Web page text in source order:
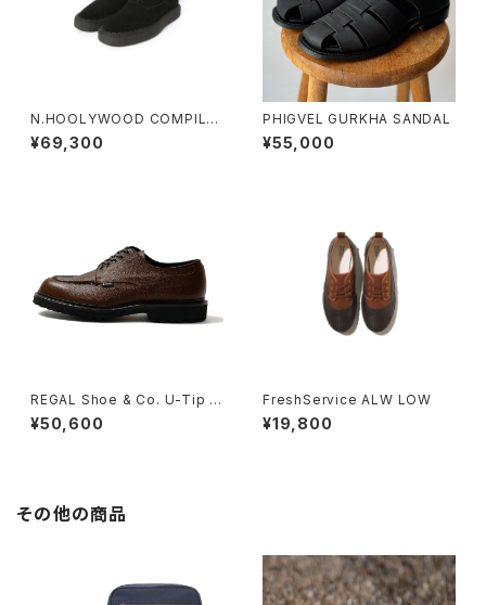
N.HOOLYWOOD COMPILE
× General Scale.
¥69,300
PHIGVEL GURKHA SANDAL
¥55,000
REGAL Shoe & Co. U-Tip G
TX_Black Embossed SCDR
831S DF
¥50,600
FreshService ALW LOW
¥19,800
その他の商品